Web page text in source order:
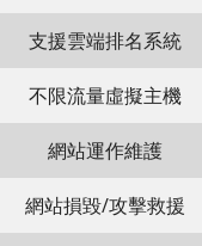
支援雲端排名系統
不限流量虛擬主機
網站運作維護
網站損毀/攻擊救援